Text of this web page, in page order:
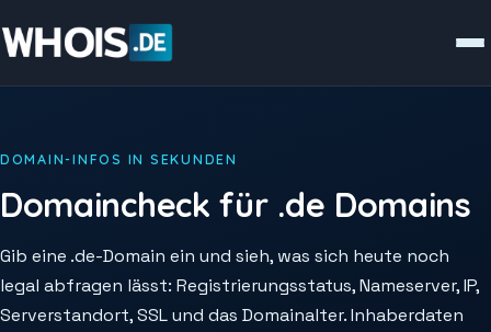
DOMAIN-INFOS IN SEKUNDEN
Domaincheck für .de Domains
Gib eine .de-Domain ein und sieh, was sich heute noch
legal abfragen lässt: Registrierungsstatus, Nameserver, IP,
Serverstandort, SSL und das Domainalter. Inhaberdaten